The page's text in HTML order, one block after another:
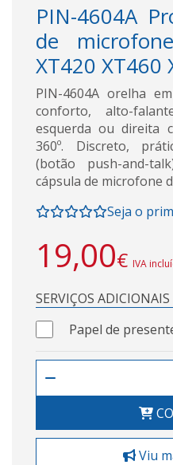
PIN-4604A
de
XT420 XT460
PIN-4604A orelha
conforto, alto-
esquerda ou direita
360º. Discreto,
(botão push-and-
cápsula de microfone
Seja o
19,00€ IVA
SERVIÇOS ADICIONAIS
Papel de
Viu